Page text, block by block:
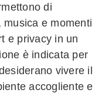
di
e momenti
e privacy in un
è indicata per
vivere il
accogliente e